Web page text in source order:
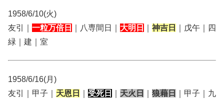
1958/6/10(火)
友引｜ 一粒万倍日 ｜八専間日｜ 大明日 神吉日
｜戊午｜四
緑｜建｜室
1958/6/16(月)
友引｜甲子｜ 天恩日 受死日 天火日 狼藉日
｜甲子｜九